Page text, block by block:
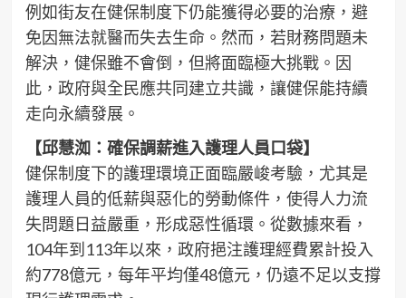
例如街友在健保制度下仍能獲得必要的治療，避
免因無法就醫而失去生命。然而，若財務問題未
解決，健保雖不會倒，但將面臨極大挑戰。因
此，政府與全民應共同建立共識，讓健保能持續
走向永續發展。
【邱慧洳：確保調薪進入護理人員口袋】
健保制度下的護理環境正面臨嚴峻考驗，尤其是
護理人員的低薪與惡化的勞動條件，使得人力流
失問題日益嚴重，形成惡性循環。從數據來看，
104年到113年以來，政府挹注護理經費累計投入
約778億元，每年平均僅48億元，仍遠不足以支撐